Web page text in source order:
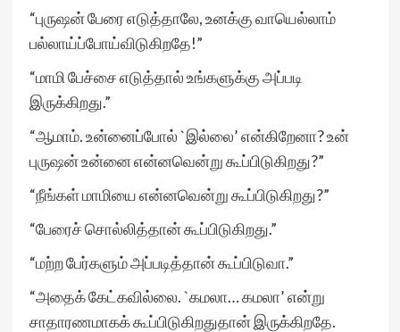
“புருஷன் பேரை எடுத்தாலே, உனக்கு வாயெல்லாம்
பல்லாய்ப்போய்விடுகிறதே!”
“மாமி பேச்சை எடுத்தால் உங்களுக்கு அப்படி
இருக்கிறது.”
“ஆமாம். உன்னைப்போல் `இல்லை’ என்கிறேனா? உன்
புருஷன் உன்னை என்னவென்று கூப்பிடுகிறது?”
“நீங்கள் மாமியை என்னவென்று கூப்பிடுகிறது?”
“பேரைச் சொல்லித்தான் கூப்பிடுகிறது.”
“மற்ற பேர்களும் அப்படித்தான் கூப்பிடுவா.”
“அதைக் கேட்கவில்லை. `கமலா… கமலா’ என்று
சாதாரணமாகக் கூப்பிடுகிறதுதான் இருக்கிறதே.